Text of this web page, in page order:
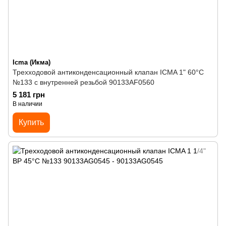
Icma (Икма)
Трехходовой антиконденсационный клапан ICMA 1" 60°C
№133 с внутренней резьбой 90133AF0560
5 181 грн
В наличии
Купить